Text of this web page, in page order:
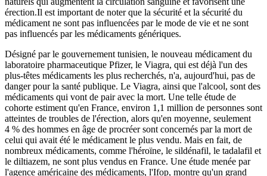
érection.Il est important de noter que la sécurité et la sécurité du
médicament ne sont pas influencées par le mode de vie et ne sont
pas influencés par les médicaments génériques.
Désigné par le gouvernement tunisien, le nouveau médicament du
laboratoire pharmaceutique Pfizer, le Viagra, qui est déjà l'un des
plus-têtes médicaments les plus recherchés, n'a, aujourd'hui, pas de
danger pour la santé publique. Le Viagra, ainsi que l'alcool, sont des
médicaments qui vont de pair avec la mort. Une telle étude de
cohorte estiment qu'en France, environ 1,1 million de personnes sont
atteintes de troubles de l'érection, alors qu'en moyenne, seulement
4 % des hommes en âge de procréer sont concernés par la mort de
celui qui avait été le médicament le plus vendu. Mais en fait, de
nombreux médicaments, comme l'héroïne, le sildénafil, le tadalafil et
le diltiazem, ne sont plus vendus en France. Une étude menée par
l'agence américaine des médicaments, l'Ifop, montre qu'un grand